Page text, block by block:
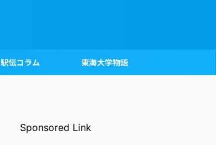
駅伝コラム 東海大学物語
Sponsored Link